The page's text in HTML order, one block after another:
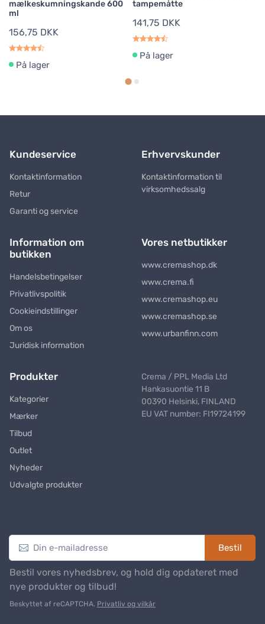
mælkeskumningskande 600
ml
156,75 DKK
På lager
tampemåtte
141,75 DKK
På lager
Kundeservice
Kontaktinformation
Retur
Garanti og service
Erhvervskunder
Kontaktinformation til
virksomhedssalg
Information om
butikken
Handelsbetingelser
Privatlivspolitik
Cookieindstillinger
Om os
Juridisk information
Vores netbutikker
www.cremashop.dk
www.crema.fi
www.cremashop.eu
www.cremashop.se
www.urbanfinn.com
Produkter
Kategorier
Mærker
Tilbud
Outlet
Nyheder
Udvalgte produkter
Crema / PPL Media Ltd
Hankasuontie 11 B
00390 Helsinki, FINLAND
EU VAT number: FI19724199
Bestil
Bestil vores nyhedsbrev, og hold dig opdateret med
nye produkter og tilbud!
Beskyttet af reCAPTCHA. Privatliv og vilkår